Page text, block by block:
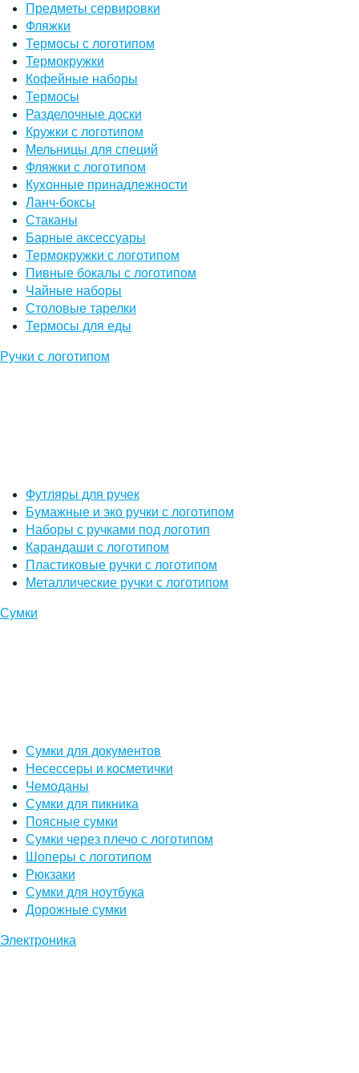
Предметы сервировки
Фляжки
Термосы с логотипом
Термокружки
Кофейные наборы
Термосы
Разделочные доски
Кружки с логотипом
Мельницы для специй
Фляжки с логотипом
Кухонные принадлежности
Ланч-боксы
Стаканы
Барные аксессуары
Термокружки с логотипом
Пивные бокалы с логотипом
Чайные наборы
Столовые тарелки
Термосы для еды
Ручки с логотипом
Футляры для ручек
Бумажные и эко ручки с логотипом
Наборы с ручками под логотип
Карандаши с логотипом
Пластиковые ручки с логотипом
Металлические ручки с логотипом
Сумки
Сумки для документов
Несессеры и косметички
Чемоданы
Сумки для пикника
Поясные сумки
Сумки через плечо с логотипом
Шоперы с логотипом
Рюкзаки
Сумки для ноутбука
Дорожные сумки
Электроника